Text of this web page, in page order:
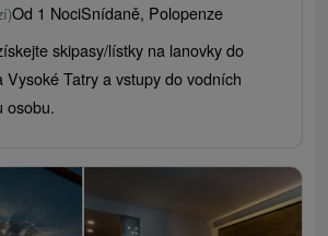
Od 1 NociSnídaně, Polopenze
skipasy/lístky na lanovky do
Vysoké Tatry a vstupy do vodních
osobu.